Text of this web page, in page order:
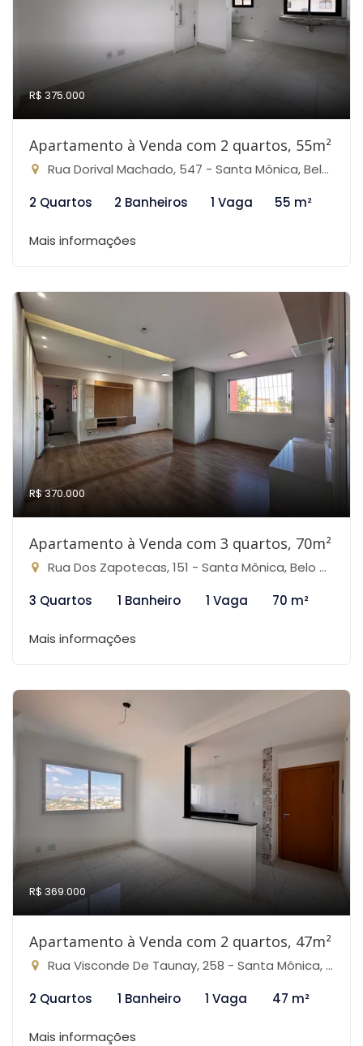
R$ 375.000
Apartamento à Venda com 2 quartos, 55m²
Rua Dorival Machado, 547 - Santa Mônica, Belo Horizonte-MG
2 Quartos
2 Banheiros 1 Vaga 55 m²
Mais informações
R$ 370.000
Apartamento à Venda com 3 quartos, 70m²
Rua Dos Zapotecas, 151 - Santa Mônica, Belo Horizonte-MG
3 Quartos
1 Banheiro 1 Vaga 70 m²
Mais informações
R$ 369.000
Apartamento à Venda com 2 quartos, 47m²
Rua Visconde De Taunay, 258 - Santa Mônica, Belo Horizonte-MG
2 Quartos
1 Banheiro 1 Vaga 47 m²
Mais informações